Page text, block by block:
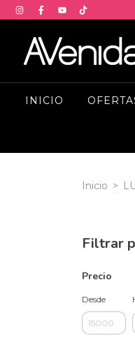
INICIO
Inicio >
Filtrar
Precio
Desde